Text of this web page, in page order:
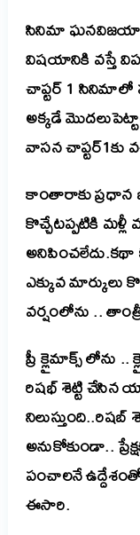
సినిమా
విషయానికి వస్తే
చాప్టర్ 1 సినిమాలో
అక్కడే
వాసన చాప్టర్1కు
కాంతారాకు ప్రధాన
కొచ్చేటప్పటికి మళ్లీ
అనిపించలేదు.కథా
ఎక్కువ
వర్షంలోను ..
ప్రీ క్లైమాక్స్ లోను
రిషభ్ శెట్టి చేసిన
నిలుస్తుంది..రిషబ్
అనుకోకుండా..
పంచాలనే
ఈసారి.